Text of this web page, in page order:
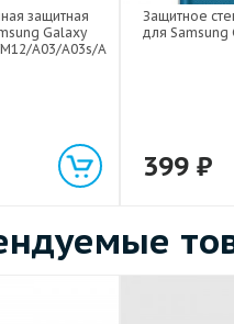
защитная
Galaxy
A03/A03s/A
Защитное
для Samsung
399₽